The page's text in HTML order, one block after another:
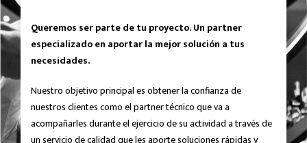
Queremos ser parte de tu proyecto. Un partner
especializado en aportar la mejor solución a tus
necesidades.
Nuestro objetivo principal es obtener la confianza de
nuestros clientes como el partner técnico que va a
acompañarles durante el ejercicio de su actividad a través de